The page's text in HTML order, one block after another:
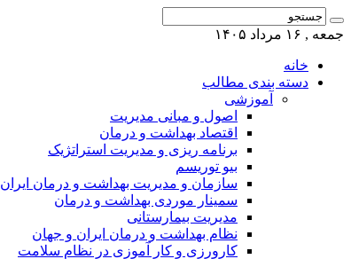
جمعه , ۱۶ مرداد ۱۴۰۵
خانه
دسته بندی مطالب
آموزشی
اصول و مبانی مدیریت
اقتصاد بهداشت و درمان
برنامه ریزی و مدیریت استراتژیک
بیو توریسم
سازمان و مدیریت بهداشت و درمان ایران
سمینار موردی بهداشت و درمان
مدیریت بیمارستانی
نظام بهداشت و درمان ایران و جهان
کارورزی و کار آموزی در نظام سلامت